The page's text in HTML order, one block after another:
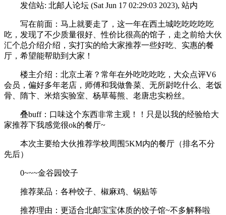
发信站: 北邮人论坛 (Sat Jun 17 02:29:03 2023), 站内
写在前面：马上就要走了，这一年在西土城吃吃吃吃吃
吃，发现了不少质量很好、性价比很高的馆子，走之前给大伙
汇个总介绍介绍，实打实的给大家推荐一些好吃、实惠的餐
厅，希望能帮助到大家！
楼主介绍：北京土著？常年在外吃吃吃吃，大众点评V6
会员，偏好多年老店，师傅和我做鲁菜、无所尉吃什么、老饭
骨、隋卞、米焙实验室、杨草莓熊、老唐忠实粉丝。
叠buff：口味这个东西非常主观！！只是以我的经验给大
家推荐下我感觉很ok的餐厅~
本次主要给大伙推荐学校周围5KM内的餐厅（排名不分
先后）
0~~~金谷园饺子
推荐菜品：各种饺子、椒麻鸡、锅贴等
推荐理由：更适合北邮宝宝体质的饺子馆~不多解释啦